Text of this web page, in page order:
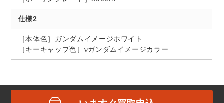
仕様2
［本体色］ガンダムイメージホワイト
［キーキャップ色］νガンダムイメージカラー